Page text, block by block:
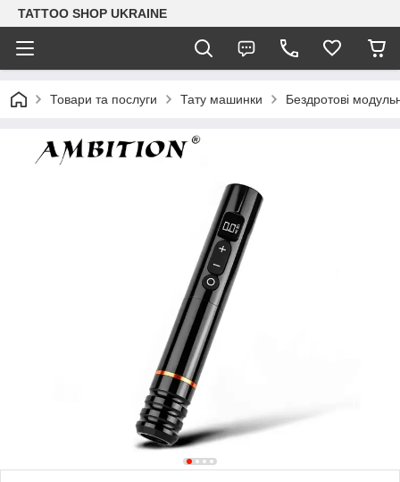
TATTOO SHOP UKRAINE
Товари та послуги Тату машинки Бездротові